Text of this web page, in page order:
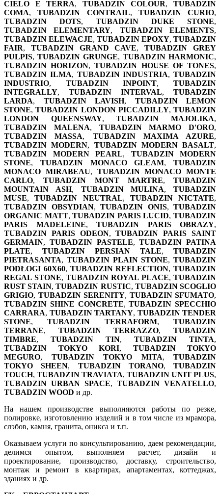
CIELO E TERRA, TUBADZIN COLOUR,TUBADZIN
COMA,TUBADZIN CONTRAIL, TUBADZIN CURIO,
TUBADZIN DOTS, TUBADZIN DUKE STONE,
TUBADZIN ELEMENTARY, TUBADZIN ELEMENTS,
TUBADZIN ELEWACJE, TUBADZIN EPOXY, TUBADZIN
FAIR, TUBADZIN GRAND CAVE,TUBADZIN GREY
PULPIS, TUBADZIN GRUNGE, TUBADZIN HARMONIC,
TUBADZIN HORIZON,TUBADZIN HOUSE OF TONES,
TUBADZIN ILMA, TUBADZIN INDUSTRIA, TUBADZIN
INDUSTRIO, TUBADZIN INPOINT,TUBADZIN
INTEGRALLY, TUBADZIN INTERVAL, TUBADZIN
LARDA, TUBADZIN LAVISH, TUBADZIN LEMON
STONE,TUBADZIN LONDON PICCADILLY, TUBADZIN
LONDON QUEENSWAY,TUBADZIN MAJOLIKA,
TUBADZIN MALENA, TUBADZIN MARMO D'ORO,
TUBADZIN MASSA, TUBADZIN MAXIMA AZURE,
TUBADZIN MODERN, TUBADZIN MODERN BASALT,
TUBADZIN MODERN PEARL, TUBADZIN MODERN
STONE, TUBADZIN MONACO GLEAM, TUBADZIN
MONACO MIRABEAU, TUBADZIN MONACO MONTE
CARLO,TUBADZIN MONT MARTRE, TUBADZIN
MOUNTAIN ASH, TUBADZIN MULINA, TUBADZIN
MUSE,TUBADZIN NEUTRAL, TUBADZIN NICTATE,
TUBADZIN OBSYDIAN, TUBADZIN ONIS, TUBADZIN
ORGANIC MATT,TUBADZIN PARIS LUCID,TUBADZIN
PARIS MADELEINE, TUBADZIN PARIS OBRAZY,
TUBADZIN PARIS ODEON,TUBADZIN PARIS SAINT
GERMAIN, TUBADZIN PASTELE,TUBADZIN PATINA
PLATE, TUBADZIN PERSIAN TALE, TUBADZIN
PIETRASANTA, TUBADZIN PLAIN STONE, TUBADZIN
PODŁOGI 60X60, TUBADZIN REFLECTION, TUBADZIN
REGAL STONE, TUBADZIN ROYAL PLACE, TUBADZIN
RUST STAIN,TUBADZIN RUSTIC, TUBADZIN SCOGLIO
GRIGIO, TUBADZIN SERENITY, TUBADZIN SFUMATO,
TUBADZIN SHINE CONCRETE,TUBADZIN SPECCHIO
CARRARA, TUBADZIN TARTANY, TUBADZIN TENDER
STONE,TUBADZIN TERRAFORM,TUBADZIN
TERRANE, TUBADZIN TERRAZZO,TUBADZIN
TIMBRE, TUBADZIN TIN, TUBADZIN TINTA,
TUBADZIN TOKYO KORI, TUBADZIN TOKYO
MEGURO, TUBADZIN TOKYO MITA, TUBADZIN
TOKYO SHEEN, TUBADZIN TORANO, TUBADZIN
TOUCH, TUBADZIN TRAVIATA, TUBADZIN UNIT PLUS,
TUBADZIN URBAN SPACE, TUBADZIN VENATELLO,
TUBADZIN WOOD и др.
На нашем производстве выполняются работы по резке,
полировке, изготовлению изделий и в том числе из мрамора,
слэбов, камня, гранита, оникса и т.п.
Оказываем услуги по консультированию, даем рекомендации,
делимся опытом, выполняем расчет, дизайн и
проектирование, производство, доставку, строительство,
монтаж и ремонт в квартирах, апартаментах, коттеджах,
зданиях и др.